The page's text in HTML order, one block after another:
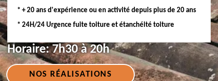
* + 20 ans d'expérience ou en activité depuis plus de 20 ans
* 24H/24 Urgence fuite toiture et étanchéité toiture
Horaire:7h30 à 20h
NOS RÉALISATIONS